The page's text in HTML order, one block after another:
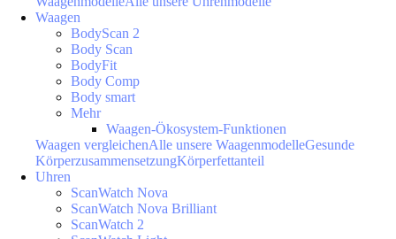
Waagen
BodyScan 2
Body Scan
BodyFit
Body Comp
Body smart
Mehr
Waagen-Ökosystem-Funktionen
Waagen vergleichenAlle unsere WaagenmodelleGesunde
KörperzusammensetzungKörperfettanteil
Uhren
ScanWatch Nova
ScanWatch Nova Brilliant
ScanWatch 2